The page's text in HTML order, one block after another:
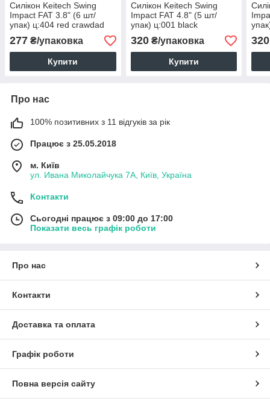
Силікон Keitech Swing
Impact FAT 3.8" (6 шт/
упак) ц:404 red crawdad
277 ₴/упаковка
Купити
Силікон Keitech Swing
Impact FAT 4.8" (5 шт/
упак) ц:001 black
320₴/упаковка
Купити
320
Про нас
100% позитивних з 11 відгуків за рік
Працює з 25.05.2018
м. Київ
ул. Ивана Миколайчука 7А, Київ, Україна
Контакти
Сьогодні працює з 09:00 до 17:00
Показати весь графік роботи
Про нас
Контакти
Доставка та оплата
Графік роботи
Повна версія сайту